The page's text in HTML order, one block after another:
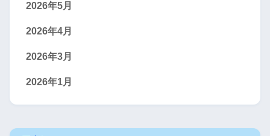
2026年5月
2026年4月
2026年3月
2026年1月